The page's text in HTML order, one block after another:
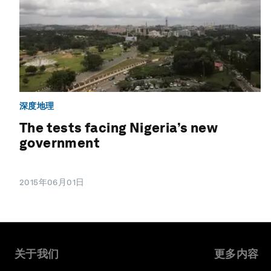
深度地理
The tests facing Nigeria’s new
government
2015年06月01日
关于我们 更多内容